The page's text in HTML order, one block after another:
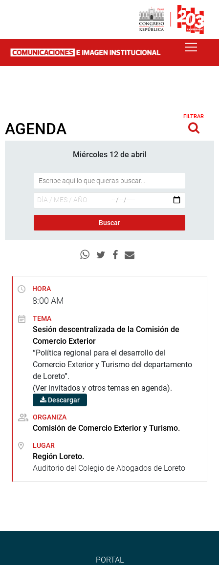
AGENDA
FILTRAR
Miércoles 12 de abril
HORA
8:00 AM
TEMA
Sesión descentralizada de la Comisión de
Comercio Exterior
“Política regional para el desarrollo del
Comercio Exterior y Turismo del departamento
de Loreto”.
(Ver invitados y otros temas en agenda).
Descargar
ORGANIZA
Comisión de Comercio Exterior y Turismo.
LUGAR
Región Loreto.
Auditorio del Colegio de Abogados de Loreto
PORTAL